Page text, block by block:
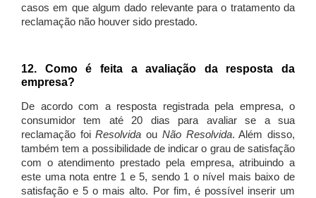
casos em que algum dado relevante para o tratamento da
reclamação não houver sido prestado.
12. Como é feita a avaliação da resposta da
empresa?
De acordo com a resposta registrada pela empresa, o
consumidor tem até 20 dias para avaliar se a sua
reclamação foiResolvida ou Não Resolvida. Além disso,
também tem a possibilidade de indicar o grau de satisfação
com o atendimento prestado pela empresa, atribuindo a
este uma nota entre 1 e 5, sendo 1 o nível mais baixo de
satisfação e 5 o mais alto. Por fim, é possível inserir um